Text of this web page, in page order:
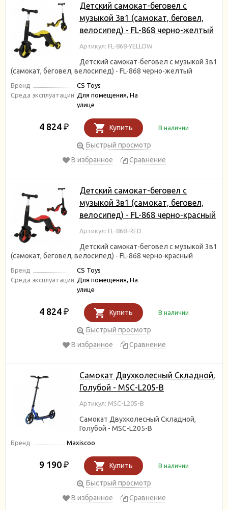
Детский самокат-беговел с
музыкой 3в1 (самокат, беговел,
велосипед) - FL-868 черно-желтый
Артикул: FL-868-YELLOW
Детский самокат-беговел с музыкой 3в1
(самокат, беговел, велосипед) - FL-868 черно-желтый
Бренд
CS Toys
Среда эксплуатации Для помещения, На
улице
4 824 ₽ Купить В наличии
Быстрый просмотр
В избранное
Сравнение
Детский самокат-беговел с
музыкой 3в1 (самокат, беговел,
велосипед) - FL-868 черно-красный
Артикул: FL-868-RED
Детский самокат-беговел с музыкой 3в1
(самокат, беговел, велосипед) - FL-868 черно-красный
Бренд
CS Toys
Среда эксплуатации Для помещения, На
улице
4 824 ₽ Купить В наличии
Быстрый просмотр
В избранное
Сравнение
Самокат Двухколесный Складной,
Голубой - MSC-L205-B
Артикул: MSC-L205-B
Самокат Двухколесный Складной,
Голубой - MSC-L205-B
Бренд Maxiscoo
9 190 ₽ Купить В наличии
Быстрый просмотр
В избранное
Сравнение